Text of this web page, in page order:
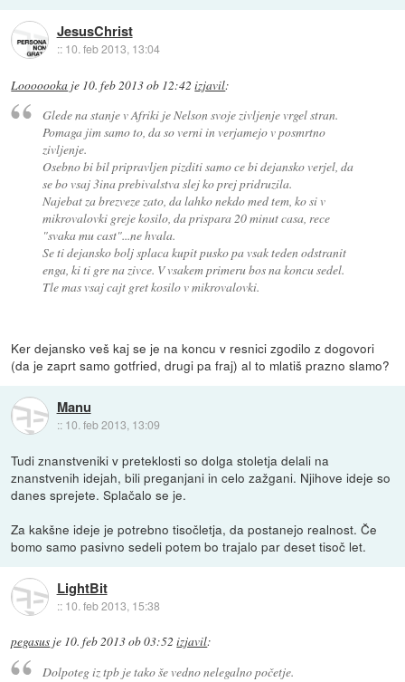
JesusChrist
:: 10. feb 2013, 13:04
Looooooka je 10. feb 2013 ob 12:42 izjavil:
Glede na stanje v Afriki je Nelson svoje zivljenje vrgel stran.
Pomaga jim samo to, da so verni in verjamejo v posmrtno
zivljenje.
Osebno bi bil pripravljen pizditi samo ce bi dejansko verjel, da
se bo vsaj 3ina prebivalstva slej ko prej pridruzila.
Najebat za brezveze zato, da lahko nekdo med tem, ko si v
mikrovalovki greje kosilo, da prispara 20 minut casa, rece
"svaka mu cast"...ne hvala.
Se ti dejansko bolj splaca kupit pusko pa vsak teden odstranit
enga, ki ti gre na zivce. V vsakem primeru bos na koncu sedel.
Tle mas vsaj cajt gret kosilo v mikrovalovki.
Ker dejansko veš kaj se je na koncu v resnici zgodilo z dogovori
(da je zaprt samo gotfried, drugi pa fraj) al to mlatiš prazno slamo?
Manu
:: 10. feb 2013, 13:09
Tudi znanstveniki v preteklosti so dolga stoletja delali na
znanstvenih idejah, bili preganjani in celo zažgani. Njihove ideje so
danes sprejete. Splačalo se je.
Za kakšne ideje je potrebno tisočletja, da postanejo realnost. Če
bomo samo pasivno sedeli potem bo trajalo par deset tisoč let.
LightBit
:: 10. feb 2013, 15:38
pegasus je 10. feb 2013 ob 03:52 izjavil:
Dolpoteg iz tpb je tako še vedno nelegalno početje.